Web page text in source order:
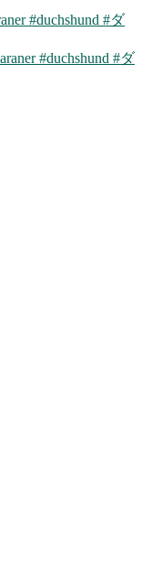
#duchshund #ダ